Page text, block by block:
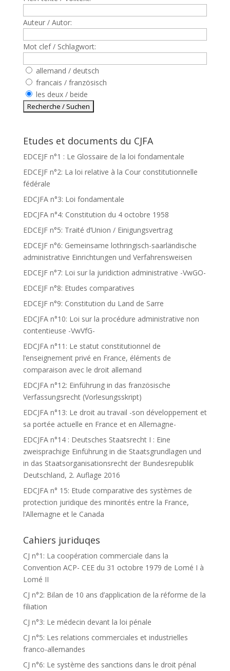
Auteur / Autor:
Mot clef / Schlagwort:
allemand / deutsch
francais / französisch
les deux / beide
Etudes et documents du CJFA
EDCEJF n°1 : Le Glossaire de la loi fondamentale
EDCEJF n°2: La loi relative à la Cour constitutionnelle
fédérale
EDCJFA n°3: Loi fondamentale
EDCJFA n°4: Constitution du 4 octobre 1958
EDCEJF n°5: Traité d’Union / Einigungsvertrag
EDCEJF n°6: Gemeinsame lothringisch-saarländische
administrative Einrichtungen und Verfahrensweisen
EDCEJF n°7: Loi sur la juridiction administrative -VwGO-
EDCEJF n°8: Etudes comparatives
EDCEJF n°9: Constitution du Land de Sarre
EDCJFA n°10: Loi sur la procédure administrative non
contentieuse -VwVfG-
EDCJFA n°11: Le statut constitutionnel de
l’enseignement privé en France, éléments de
comparaison avec le droit allemand
EDCJFA n°12: Einführung in das französische
Verfassungsrecht (Vorlesungsskript)
EDCJFA n°13: Le droit au travail -son développement et
sa portée actuelle en France et en Allemagne-
EDCJFA n°14 : Deutsches Staatsrecht I : Eine
zweisprachige Einführung in die Staatsgrundlagen und
in das Staatsorganisationsrecht der Bundesrepublik
Deutschland, 2. Auflage 2016
EDCJFA n° 15: Etude comparative des systèmes de
protection juridique des minorités entre la France,
l’Allemagne et le Canada
Cahiers juriduqes
CJ n°1: La coopération commerciale dans la
Convention ACP- CEE du 31 octobre 1979 de Lomé I à
Lomé II
CJ n°2: Bilan de 10 ans d’application de la réforme de la
filiation
CJ n°3: Le médecin devant la loi pénale
CJ n°5: Les relations commerciales et industrielles
franco-allemandes
CJ n°6: Le système des sanctions dans le droit pénal